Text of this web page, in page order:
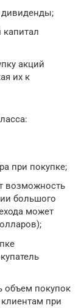
дивиденды;
акций
их к
при покупке;
возможность
большого
может
объем покупок
при